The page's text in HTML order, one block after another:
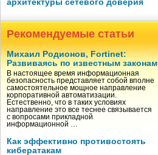
архитектуры сетевого доверия
Рекомендуемые статьи
Михаил Родионов, Fortinet:
Развиваясь по известным законам
В настоящее время информационная
безопасность представляет собой вполне
самостоятельное мощное направление
корпоративной автоматизации.
Естественно, что в таких условиях
направление это все теснее связывается
с вопросами прикладной
информационной …
Как эффективно противостоять
кибератакам